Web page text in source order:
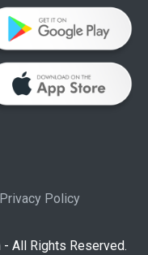
Privacy Policy
All Rights Reserved.